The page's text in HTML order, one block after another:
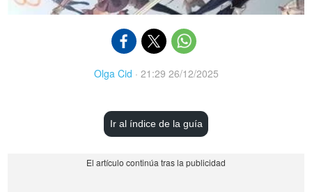
Olga Cid · 21:29 26/12/2025
Ir al índice de la guía